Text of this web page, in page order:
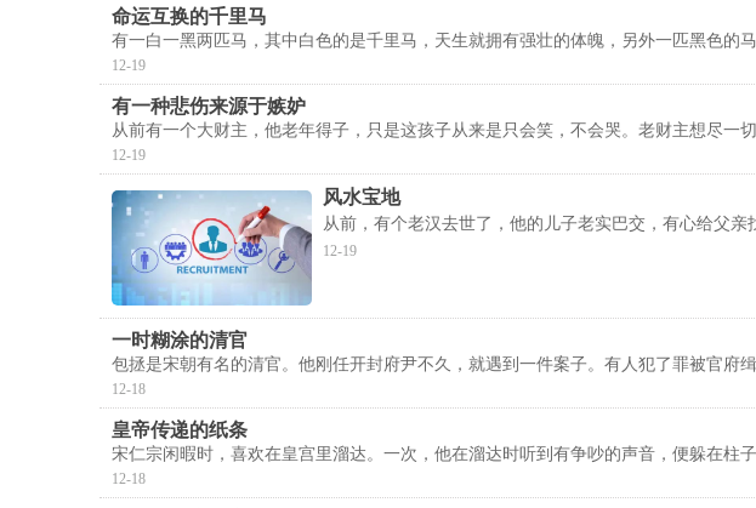
命运互换的千里马
有一白一黑两匹马，其中白色的是千里马，天生就拥有强壮的体魄，另外一匹黑色的马
12-19
有一种悲伤来源于嫉妒
从前有一个大财主，他老年得子，只是这孩子从来是只会笑，不会哭。老财主想尽一
12-19
风水宝地
从前，有个老汉去世了，他的儿子老实巴交，有心给父亲
12-19
一时糊涂的清官
包拯是宋朝有名的清官。他刚任开封府尹不久，就遇到一件案子。有人犯了罪被官府
12-18
皇帝传递的纸条
宋仁宗闲暇时，喜欢在皇宫里溜达。一次，他在溜达时听到有争吵的声音，便躲在柱
12-18